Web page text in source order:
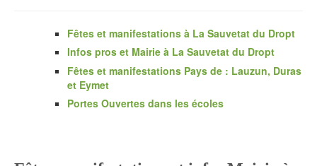
Fêtes et manifestations à La Sauvetat du Dropt
Infos pros et Mairie à La Sauvetat du Dropt
Fêtes et manifestations Pays de : Lauzun, Duras
et Eymet
Portes Ouvertes dans les écoles